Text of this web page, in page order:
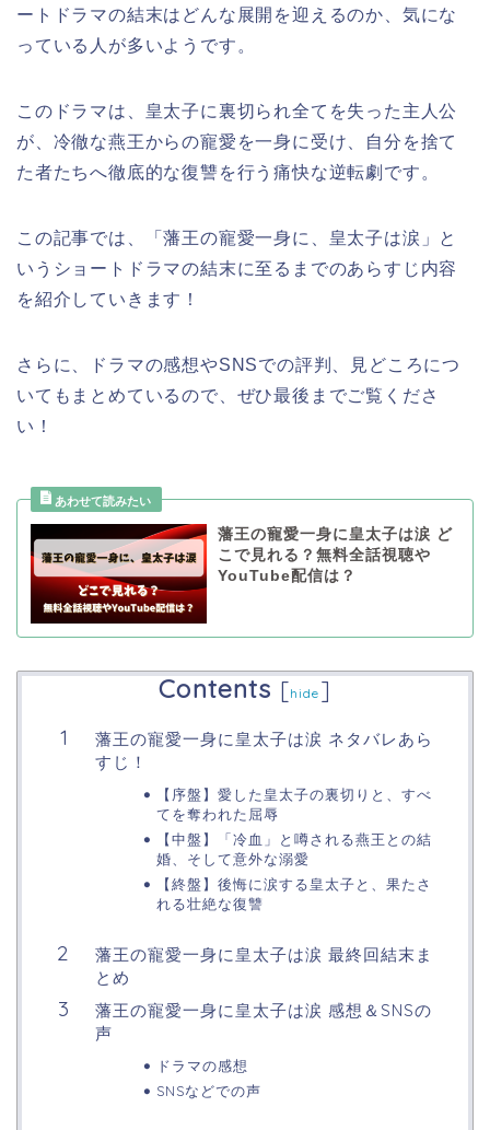
ートドラマの結末はどんな展開を迎えるのか、気にな
っている人が多いようです。
このドラマは、皇太子に裏切られ全てを失った主人公
が、冷徹な燕王からの寵愛を一身に受け、自分を捨て
た者たちへ徹底的な復讐を行う痛快な逆転劇です。
この記事では、 「藩王の寵愛一身に、皇太子は涙 」 と
いうショートドラマの結末に至るまでのあらすじ内容
を紹介していきます！
さらに、ドラマの感想やSNSでの評判、見どころにつ
いてもまとめているので、ぜひ最後までご覧くださ
い！
藩王の寵愛一身に皇太子は涙 ど
こで見れる？無料全話視聴や
YouTube配信は？
Contents [hide ]
藩王の寵愛一身に皇太子は涙 ネタバレあら
すじ！
【序盤】愛した皇太子の裏切りと、すべ
てを奪われた屈辱
【中盤】「冷血」と噂される燕王との結
婚、そして意外な溺愛
【終盤】後悔に涙する皇太子と、果たさ
れる壮絶な復讐
藩王の寵愛一身に皇太子は涙 最終回結末ま
とめ
藩王の寵愛一身に皇太子は涙 感想＆SNSの
声
ドラマの感想
SNSなどでの声